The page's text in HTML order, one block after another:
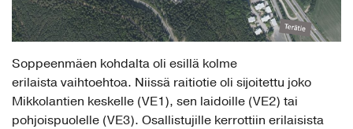
Soppeenmäen kohdalta oli esillä kolme
erilaista vaihtoehtoa. Niissä raitiotie oli sijoitettu joko
Mikkolantien keskelle (VE1), sen laidoille (VE2) tai
pohjoispuolelle (VE3). Osallistujille kerrottiin erilaisista